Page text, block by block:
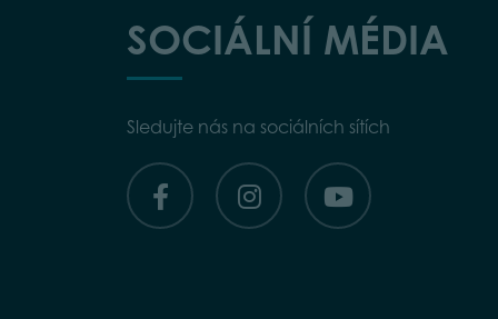
SOCIÁLNÍ MÉDIA
Sledujte nás na sociálních sítích